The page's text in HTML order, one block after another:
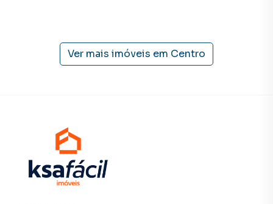
aumenta muito o número de contatos interessados e
tendo como consequência uma maior chance de vender ou
Ver mais imóveis em Centro